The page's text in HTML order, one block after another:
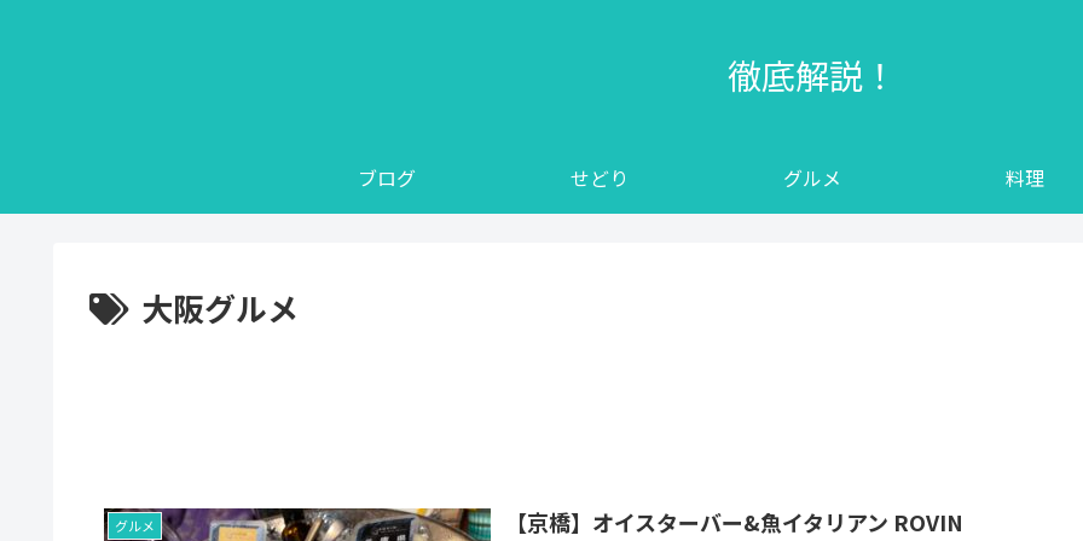
徹底解説！
ブログ せどり グルメ 料理
大阪グルメ
グルメ 【京橋】オイスターバー&魚イタリアン ROVIN